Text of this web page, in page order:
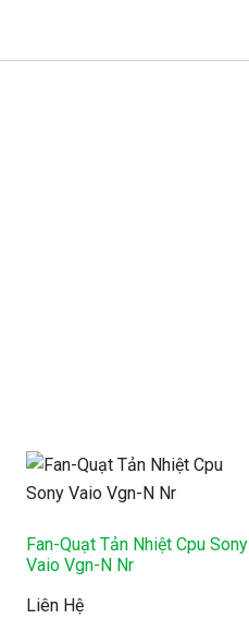
Fan-Quạt Tản Nhiệt Cpu Sony
Vaio Vgn-N Nr
Liên Hệ